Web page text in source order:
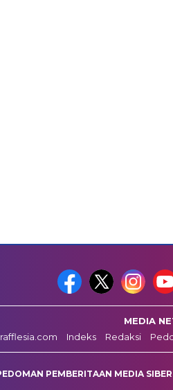
MEDIA
Indeks Redaksi
PEMBERITAAN MEDIA SIBER